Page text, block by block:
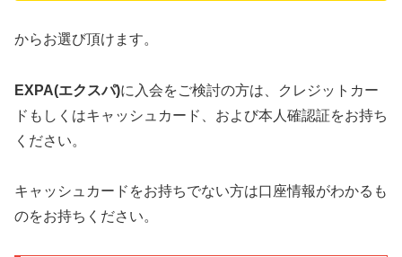
からお選び頂けます。
EXPA(エクスパ)に入会をご検討の方は、クレジットカー
ドもしくはキャッシュカード、および本人確認証をお持ち
ください。
キャッシュカードをお持ちでない方は口座情報がわかるも
のをお持ちください。